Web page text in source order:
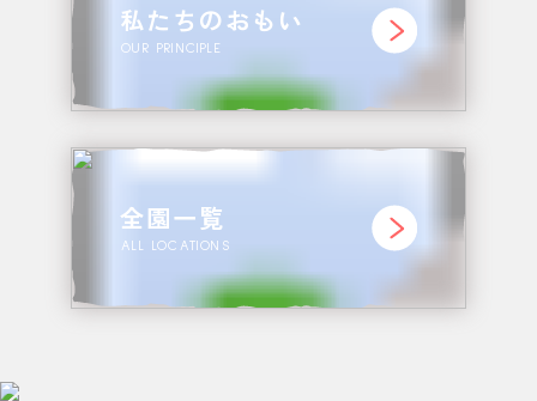
私たちのおもい
OUR PRINCIPLE
全園一覧
ALL LOCATIONS